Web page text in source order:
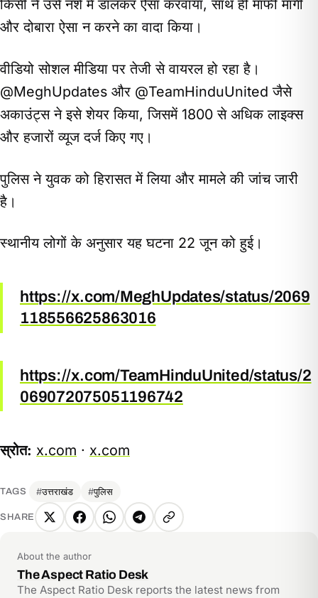
किसी ने उसे नशे में डालकर ऐसा करवाया, साथ ही माफी मांगी
और दोबारा ऐसा न करने का वादा किया।
वीडियो सोशल मीडिया पर तेजी से वायरल हो रहा है।
@MeghUpdates और @TeamHinduUnited जैसे
अकाउंट्स ने इसे शेयर किया, जिसमें 1800 से अधिक लाइक्स
और हजारों व्यूज दर्ज किए गए।
पुलिस ने युवक को हिरासत में लिया और मामले की जांच जारी
है।
स्थानीय लोगों के अनुसार यह घटना 22 जून को हुई।
https://x.com/MeghUpdates/status/2069
118556625863016
https://x.com/TeamHinduUnited/status/2
069072075051196742
स्रोत: x.com · x.com
TAGS उत्तराखंड पुलिस
SHARE
X FacebookWhatsApp
Telegram
Copy
About the author
The Aspect Ratio Desk
The Aspect Ratio Desk reports the latest news from